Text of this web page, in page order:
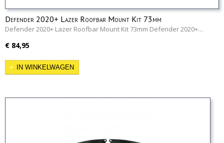
Defender 2020+ Lazer Roofbar Mount Kit 73mm
Defender 2020+ Lazer Roofbar Mount Kit 73mm Defender 2020+…
€ 84,95
IN WINKELWAGEN